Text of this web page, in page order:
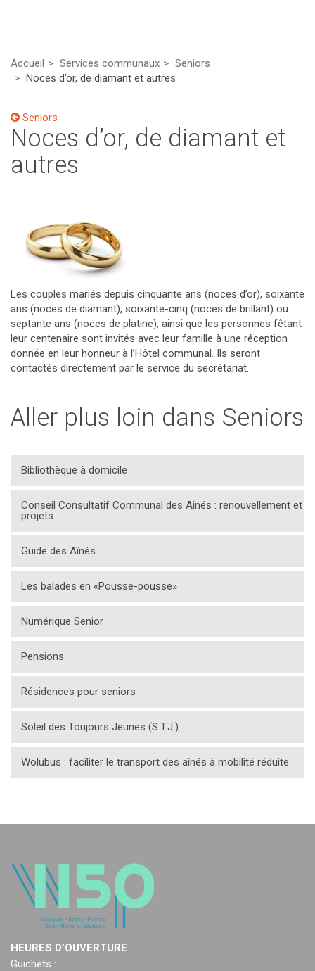
Accueil Services communaux
Seniors
Noces d’or, de diamant et autres
Seniors
Noces d’or, de diamant et
autres
Les couples mariés depuis cinquante ans (noces d’or), soixante
ans (noces de diamant), soixante-cinq (noces de brillant) ou
septante ans (noces de platine), ainsi que les personnes fêtant
leur centenaire sont invités avec leur famille à une réception
donnée en leur honneur à l’Hôtel communal. Ils seront
contactés directement par le service du secrétariat.
Aller plus loin dans Seniors
Bibliothèque à domicile
Conseil Consultatif Communal des Aînés : renouvellement et
projets
Guide des Aînés
Les balades en «Pousse-pousse»
Numérique Senior
Pensions
Résidences pour seniors
Soleil des Toujours Jeunes (S.T.J.)
Wolubus : faciliter le transport des aînés à mobilité réduite
HEURES D’OUVERTURE
Guichets :